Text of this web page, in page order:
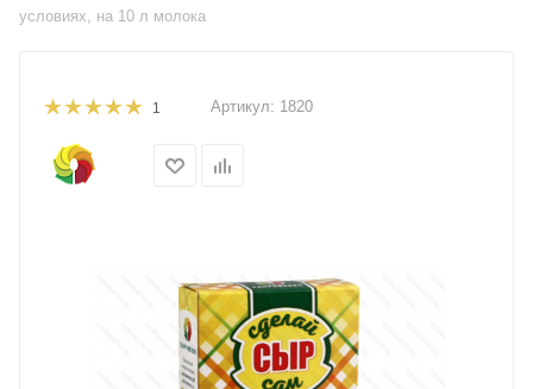
условиях, на 10 л молока
1 Артикул: 1820